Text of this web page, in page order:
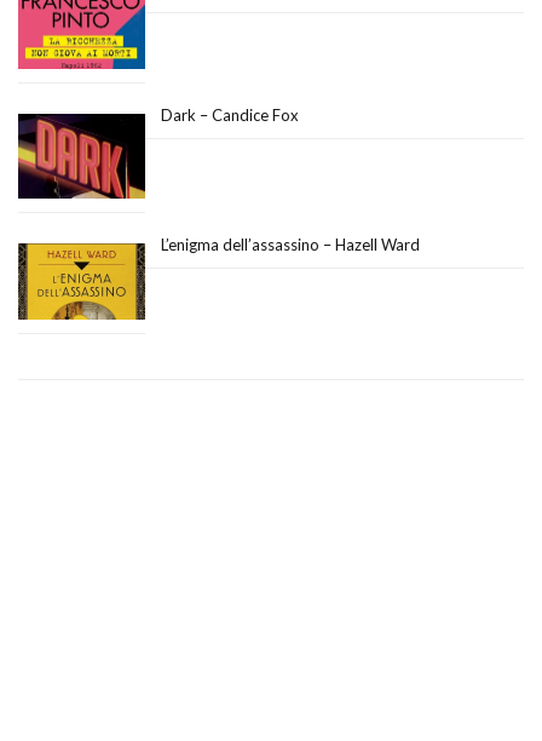
Dark – Candice Fox
L’enigma dell’assassino – Hazell Ward